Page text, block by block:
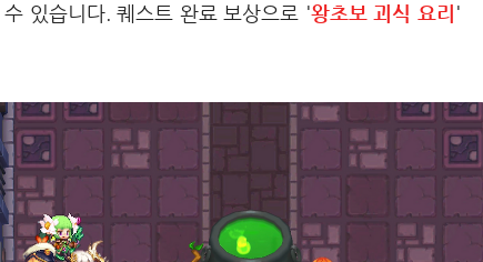
있습니다. 퀘스트 완료 보상으로 '왕초보 괴식 요리 '